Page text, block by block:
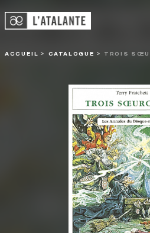
ACCUEIL CATALOGUE TROIS